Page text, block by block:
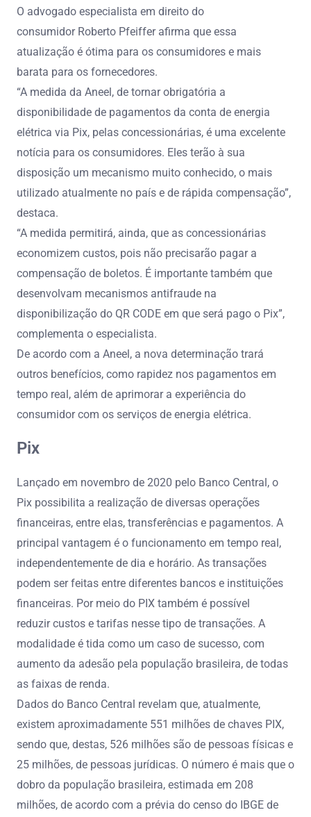
O advogado especialista em direito do
consumidor Roberto Pfeiffer afirma que essa
atualização é ótima para os consumidores e mais
barata para os fornecedores.
“A medida da Aneel, de tornar obrigatória a
disponibilidade de pagamentos da conta de energia
elétrica via Pix, pelas concessionárias, é uma excelente
notícia para os consumidores. Eles terão à sua
disposição um mecanismo muito conhecido, o mais
utilizado atualmente no país e de rápida compensação”,
destaca.
“A medida permitirá, ainda, que as concessionárias
economizem custos, pois não precisarão pagar a
compensação de boletos. É importante também que
desenvolvam mecanismos antifraude na
disponibilização do QR CODE em que será pago o Pix”,
complementa o especialista.
De acordo com a Aneel, a nova determinação trará
outros benefícios, como rapidez nos pagamentos em
tempo real, além de aprimorar a experiência do
consumidor com os serviços de energia elétrica.
Pix
Lançado em novembro de 2020 pelo Banco Central, o
Pix possibilita a realização de diversas operações
financeiras, entre elas, transferências e pagamentos. A
principal vantagem é o funcionamento em tempo real,
independentemente de dia e horário. As transações
podem ser feitas entre diferentes bancos e instituições
financeiras. Por meio do PIX também é possível
reduzir custos e tarifas nesse tipo de transações. A
modalidade é tida como um caso de sucesso, com
aumento da adesão pela população brasileira, de todas
as faixas de renda.
Dados do Banco Central revelam que, atualmente,
existem aproximadamente 551 milhões de chaves PIX,
sendo que, destas, 526 milhões são de pessoas físicas e
25 milhões, de pessoas jurídicas. O número é mais que o
dobro da população brasileira, estimada em 208
milhões, de acordo com a prévia do censo do IBGE de